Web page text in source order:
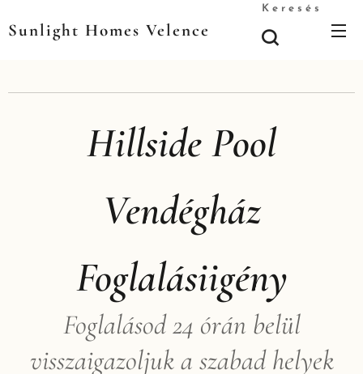
Sunlight Homes Velence
Keresés
Hillside Pool
Vendégház
Foglalásiigény
Foglalásod 24 órán belül
visszaigazoljuk a szabad helyek